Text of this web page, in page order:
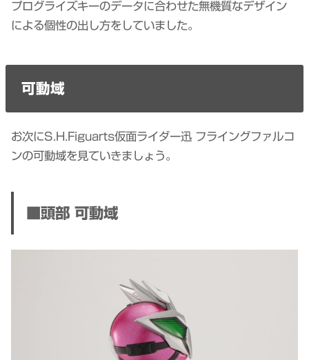
プログライズキーのデータに合わせた無機質なデザイン
による個性の出し方をしていました。
可動域
お次にS.H.Figuarts仮面ライダー迅 フライングファルコ
ンの可動域を見ていきましょう。
■頭部 可動域